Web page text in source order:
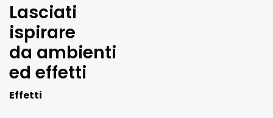
Lasciati
ispirare
da ambienti
ed effetti
Effetti